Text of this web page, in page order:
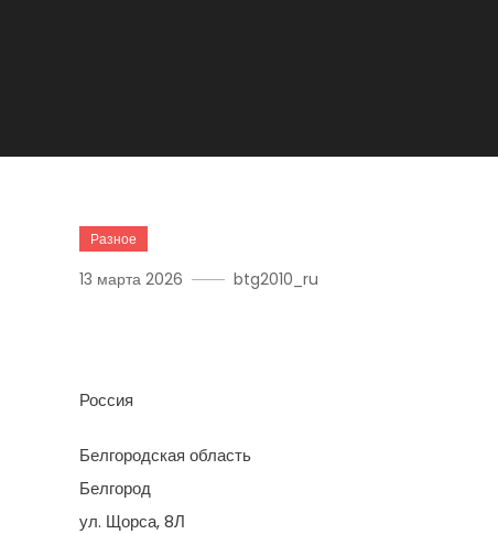
Разное
13 марта 2026 btg2010_ru
Россия
Белгородская область
Белгород
ул. Щорса, 8Л